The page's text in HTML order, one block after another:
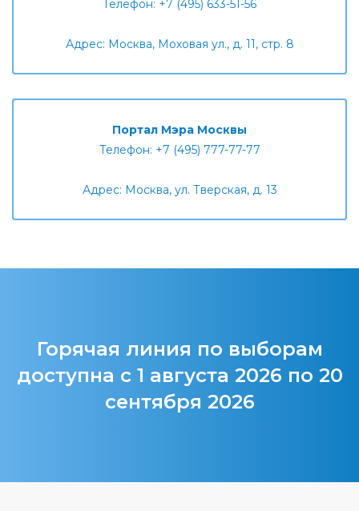
Телефон: +7 (495) 633-51-56
Адрес: Москва, Моховая ул., д. 11, стр. 8
Портал Мэра Москвы
Телефон: +7 (495) 777-77-77
Адрес: Москва, ул. Тверская, д. 13
Горячая линия по выборам
доступна с 1 августа 2026 по 20
сентября 2026